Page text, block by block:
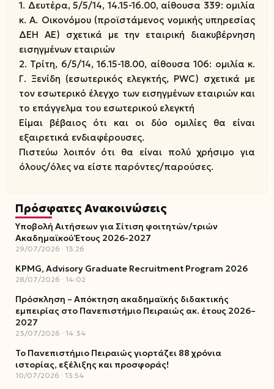
1. Δευτέρα, 5/5/14, 14.15-16.00, αίθουσα 339: ομιλία
κ. Α. Οικονόμου (προϊστάμενος νομικής υπηρεσίας
ΔΕΗ ΑΕ) σχετικά με την εταιρική διακυβέρνηση
εισηγμένων εταιριών
2. Τρίτη, 6/5/14, 16.15-18.00, αίθουσα 106: ομιλία κ.
Γ. Ξενίδη (εσωτερικός ελεγκτής, PWC) σχετικά με
τον εσωτερικό έλεγχο των εισηγμένων εταιριών και
το επάγγελμα του εσωτερικού ελεγκτή
Είμαι βέβαιος ότι και οι δύο ομιλίες θα είναι
εξαιρετικά ενδιαφέρουσες.
Πιστεύω λοιπόν ότι θα είναι πολύ χρήσιμο για
όλους/όλες να είστε παρόντες/παρούσες.
Πρόσφατες Ανακοινώσεις
Υποβολή Αιτήσεων για Σίτιση φοιτητών/τριών
Ακαδημαϊκού Έτους 2026-2027
29/07/2026 13:26
KPMG, Advisory Graduate Recruitment Program 2026
28/07/2026 14:02
Πρόσκληση – Απόκτηση ακαδημαϊκής διδακτικής
εμπειρίας στο Πανεπιστήμιο Πειραιώς ακ. έτους 2026–
2027
23/07/2026 14:34
Το Πανεπιστήμιο Πειραιώς γιορτάζει 88 χρόνια
ιστορίας, εξέλιξης και προσφοράς!
10/07/2026 13:54